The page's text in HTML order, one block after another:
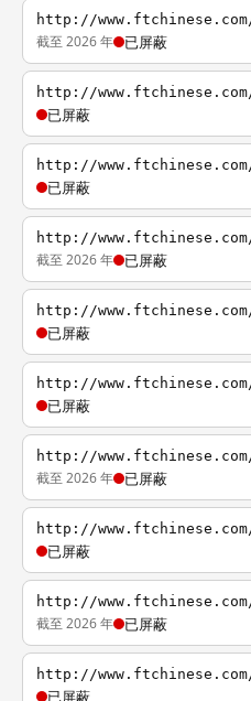
http://
截至 2026 年 已屏蔽
http://
已屏蔽
http://
已屏蔽
http://
截至 2026 年 已屏蔽
http://
已屏蔽
http://
已屏蔽
http://
截至 2026 年 已屏蔽
http://
已屏蔽
http://
截至 2026 年 已屏蔽
http://
已屏蔽